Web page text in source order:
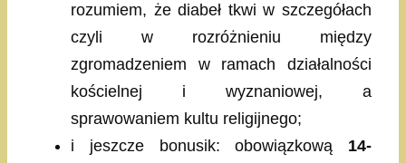
rozumiem, że diabeł tkwi w szczegółach
czyli w rozróżnieniu między
zgromadzeniem w ramach działalności
kościelnej i wyznaniowej, a
sprawowaniem kultu religijnego;
i jeszcze bonusik: obowiązkową 14-